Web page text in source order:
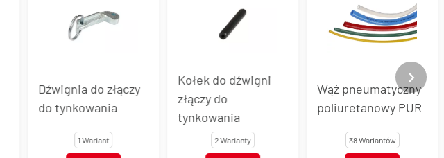
Dźwignia do złączy
do tynkowania
1 Wariant
Kołek do dźwigni
złączy do
tynkowania
2 Warianty
Wąż pneumatyczny
poliuretanowy PUR
38 Wariantów